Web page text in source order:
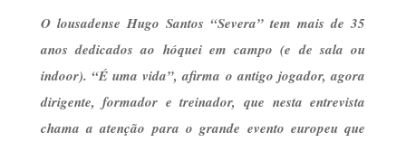
O lousadense Hugo Santos “Severa” tem mais de 35
anos dedicados ao hóquei em campo (e de sala ou
indoor). “É uma vida”, afirma o antigo jogador, agora
dirigente, formador e treinador, que nesta entrevista
chama a atenção para o grande evento europeu que